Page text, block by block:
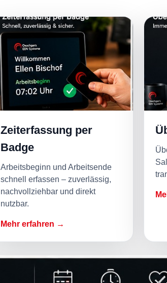
Zeiterfassung per
Badge
Arbeitsbeginn und Arbeitsende
schnell erfassen – zuverlässig,
nachvollziehbar und direkt
nutzbar.
Mehr erfahren →